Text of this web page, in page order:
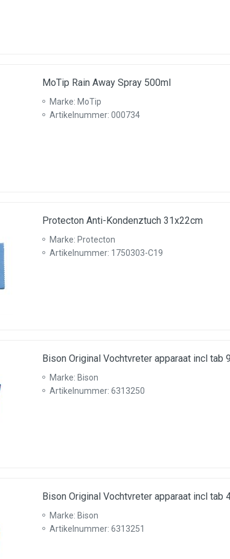
MoTip Rain Away Spray 500ml
Marke: MoTip
Artikelnummer: 000734
Protecton Anti-Kondenztuch 31x22cm
Marke: Protecton
Artikelnummer: 1750303-C19
Bison Original Vochtvreter apparaat incl tab
Marke: Bison
Artikelnummer: 6313250
Bison Original Vochtvreter apparaat incl tab
Marke: Bison
Artikelnummer: 6313251